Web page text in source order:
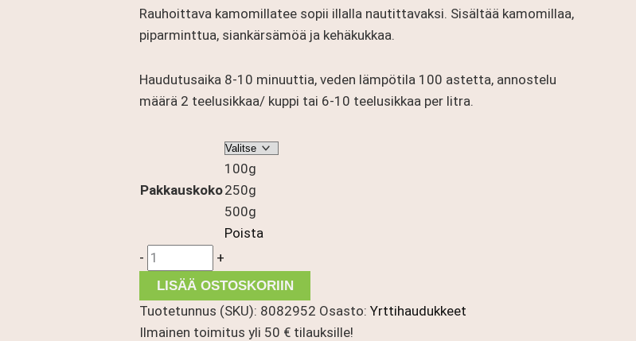
-
31,90 €
Rauhoittava kamomillatee sopii illalla nautittavaksi. Sisältää kamomillaa,
piparminttua, siankärsämöä ja kehäkukkaa.
Haudutusaika 8-10 minuuttia, veden lämpötila 100 astetta, annostelu
määrä 2 teelusikkaa/ kuppi tai 6-10 teelusikkaa per litra.
Pakkauskoko
100g
250g
500g
Poista
- Rauhoittava
Kamomilla
yrttijuoma
määrä
+
LISÄÄ OSTOSKORIIN
Tuotetunnus (SKU): 8082952 Osasto: Yrttihaudukkeet
Ilmainen toimitus yli 50 € tilauksille!